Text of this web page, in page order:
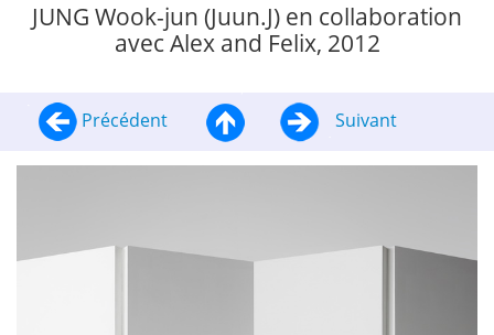
JUNG Wook-jun (Juun.J) en collaboration
avec Alex and Felix, 2012
Précédent Suivant